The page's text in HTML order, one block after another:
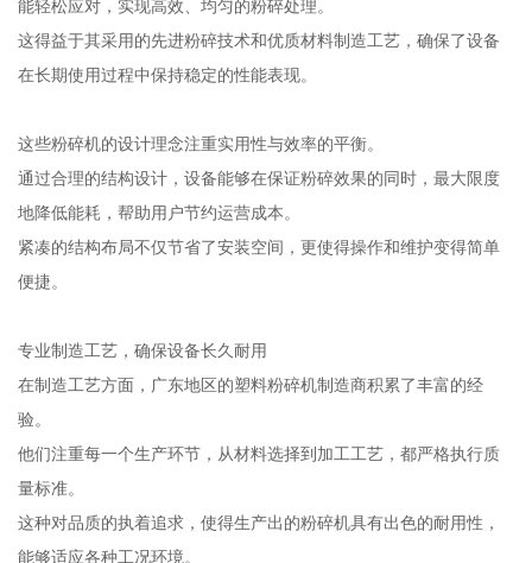
能轻松应对，实现高效、均匀的粉碎处理。
这得益于其采用的先进粉碎技术和优质材料制造工艺，确保了设备
在长期使用过程中保持稳定的性能表现。
这些粉碎机的设计理念注重实用性与效率的平衡。
通过合理的结构设计，设备能够在保证粉碎效果的同时，最大限度
地降低能耗，帮助用户节约运营成本。
紧凑的结构布局不仅节省了安装空间，更使得操作和维护变得简单
便捷。
专业制造工艺，确保设备长久耐用
在制造工艺方面，广东地区的塑料粉碎机制造商积累了丰富的经
验。
他们注重每一个生产环节，从材料选择到加工工艺，都严格执行质
量标准。
这种对品质的执着追求，使得生产出的粉碎机具有出色的耐用性，
能够适应各种工况环境。